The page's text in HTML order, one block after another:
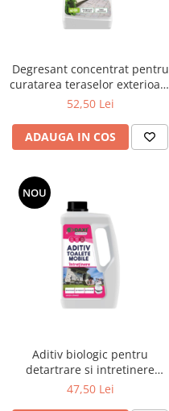
Degresant concentrat pentru
curatarea teraselor exterioare
din dale si placi,1 L
52,50 Lei
ADAUGA IN COS
NOU
Aditiv biologic pentru
detartrare si intretinere
toaleta mobila,1.5 L
47,50 Lei